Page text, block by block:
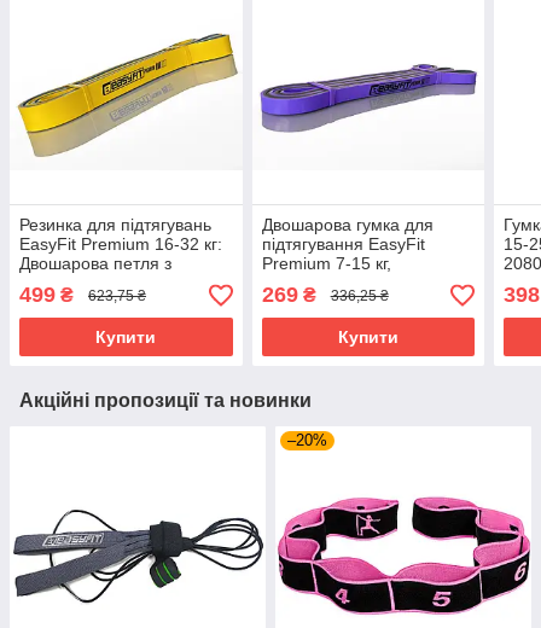
Резинка для підтягувань
EasyFit Premium 16-32 кг:
Двошарова петля з
натурального латексу для
фітнесу та силових
тренувань
499 ₴ 623,75 ₴
Купити
Двошарова гумка для
підтягування EasyFit
Premium 7-15 кг,
Натуральний Латекс,
Фітнес Петля для Силових
Тренувань та Розтяжки
269₴ 336,25 ₴
Купити
15-
398
Акційні пропозиції та новинки
–20%